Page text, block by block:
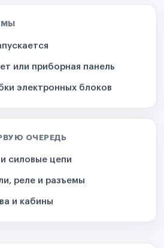
или приборная панель
электронных блоков
ОЧЕРЕДЬ
силовые цепи
реле и разъемы
и кабины